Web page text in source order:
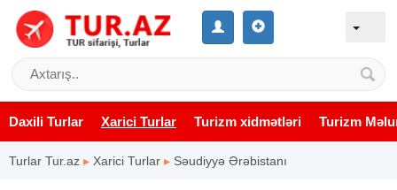
Daxili Turlar Xarici Turlar Turizm xidmətləri Turizm
Turlar Tur.az ▸ Xarici Turlar ▸ Səudiyyə Ərəbistanı